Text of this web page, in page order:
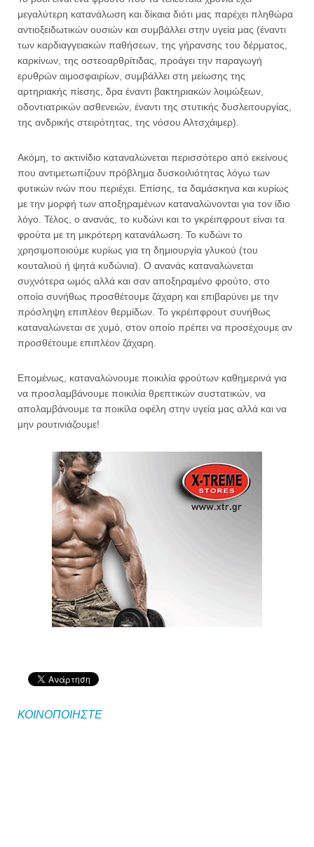
μεγαλύτερη κατανάλωση και δίκαια διότι μας παρέχει πληθώρα
αντιοξειδωτικών ουσιών και συμβάλλει στην υγεία μας (έναντι
των καρδιαγγειακών παθήσεων, της γήρανσης του δέρματος,
καρκίνων, της οστεοαρθρίτιδας, προάγει την παραγωγή
ερυθρών αιμοσφαιρίων, συμβάλλει στη μείωσης της
αρτηριακής πίεσης, δρα έναντι βακτηριακών λοιμώξεων,
οδοντιατρικών ασθενειών, έναντι της στυτικής δυσλειτουργίας,
της ανδρικής στειρότητας, της νόσου Αλτσχάιμερ).
Ακόμη, το ακτινίδιο καταναλώνεται περισσότερο από εκείνους
που αντιμετωπίζουν πρόβλημα δυσκοιλιότητας λόγω των
φυτικών ινών που περιέχει. Επίσης, τα δαμάσκηνα και κυρίως
με την μορφή των αποξηραμένων καταναλώνονται για τον ίδιο
λόγο. Τέλος, ο ανανάς, το κυδώνι και το γκρέιπφρουτ είναι τα
φρούτα με τη μικρότερη κατανάλωση. Το κυδώνι το
χρησιμοποιούμε κυρίως για τη δημιουργία γλυκού (του
κουταλιού ή ψητά κυδώνια). Ο ανανάς καταναλώνεται
συχνότερα ωμός αλλά και σαν αποξηραμένο φρούτο, στο
οποίο συνήθως προσθέτουμε ζάχαρη και επιβαρύνει με την
πρόσληψη επιπλέον θερμίδων. Το γκρέιπφρουτ συνήθως
καταναλώνεται σε χυμό, στον οποίο πρέπει να προσέχουμε αν
προσθέτουμε επιπλέον ζάχαρη.
Επομένως, καταναλώνουμε ποικιλία φρούτων καθημερινά για
να προσλαμβάνουμε ποικιλία θρεπτικών συστατικών, να
απολαμβάνουμε τα ποικίλα οφέλη στην υγεία μας αλλά και να
μην ρουτινιάζουμε!
ΚΟΙΝΟΠΟΙΗΣΤΕ